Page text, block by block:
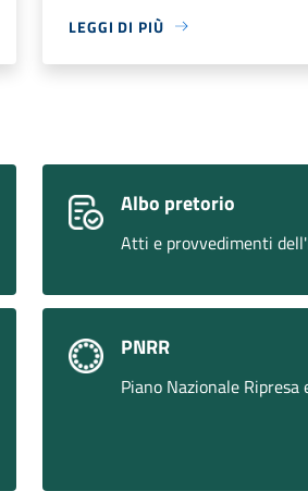
LEGGI DI PIÙ
Albo pretorio
Atti e provvedimenti
PNRR
Piano Nazionale Ripresa